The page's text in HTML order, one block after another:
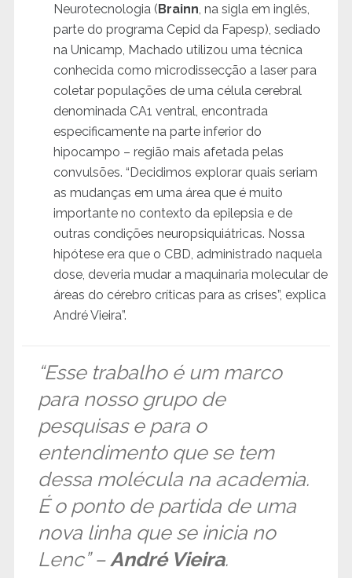
Neurotecnologia (Brainn , na sigla em inglês,
parte do programa Cepid da Fapesp), sediado
na Unicamp, Machado utilizou uma técnica
conhecida como microdissecção a laser para
coletar populações de uma célula cerebral
denominada CA1 ventral, encontrada
especificamente na parte inferior do
hipocampo – região mais afetada pelas
convulsões. “Decidimos explorar quais seriam
as mudanças em uma área que é muito
importante no contexto da epilepsia e de
outras condições neuropsiquiátricas. Nossa
hipótese era que o CBD, administrado naquela
dose, deveria mudar a maquinaria molecular de
áreas do cérebro críticas para as crises”, explica
André Vieira”.
“Esse trabalho é um marco
para nosso grupo de
pesquisas e para o
entendimento que se tem
dessa molécula na academia.
É o ponto de partida de uma
nova linha que se inicia no
Lenc” – André Vieira.